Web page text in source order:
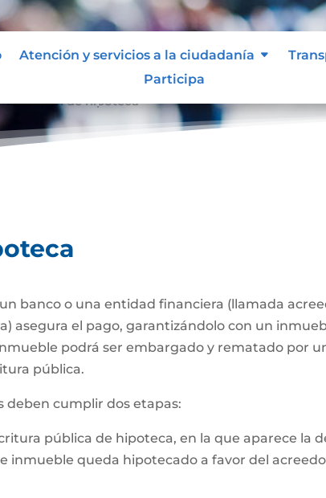
Atención y servicios a la ciudadanía
Participa
banco o una entidad financiera (llamada
asegura el pago, garantizándolo con un
podrá ser embargado y rematado por
pública.
deben cumplir dos etapas:
pública de hipoteca, en la que aparece la
inmueble queda hipotecado a favor del